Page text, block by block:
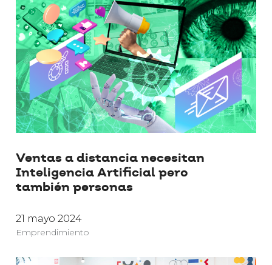
Ventas a distancia necesitan
Inteligencia Artificial pero
también personas
21 mayo 2024
Emprendimiento